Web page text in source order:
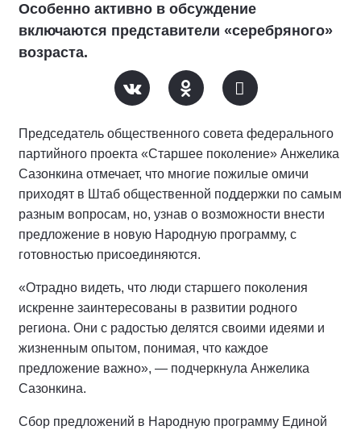
Особенно активно в обсуждение
включаются представители «серебряного»
возраста.
Председатель общественного совета федерального
партийного проекта «Старшее поколение» Анжелика
Сазонкина отмечает, что многие пожилые омичи
приходят в Штаб общественной поддержки по самым
разным вопросам, но, узнав о возможности внести
предложение в новую Народную программу, с
готовностью присоединяются.
«Отрадно видеть, что люди старшего поколения
искренне заинтересованы в развитии родного
региона. Они с радостью делятся своими идеями и
жизненным опытом, понимая, что каждое
предложение важно», — подчеркнула Анжелика
Сазонкина.
Сбор предложений в Народную программу Единой